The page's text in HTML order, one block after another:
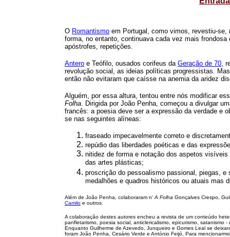
O Romantismo em Portugal, como vimos, revestiu-se,
forma, no entanto, continuava cada vez mais
apóstrofes, repetições.
Antero e Teófilo, ousados corifeus da Geração de 70,
revolução social, as ideias políticas progressistas.
então não evitaram que caísse na anemia da aridez
Alguém, por essa altura, tentou entre nós modificar
Folha. Dirigida por João Penha, começou a divulgar
francês: a poesia deve ser a expressão da verdade e
se nas seguintes alíneas:
fraseado impecavelmente correto e
repúdio das liberdades poéticas e das
nitidez de forma e notação dos aspetos
das artes plásticas;
proscrição do pessoalismo passional, piegas,
medalhões e quadros históricos ou atuais mas
Além de João Penha, colaboraram n' A Folha Gonçalves Crespo,
Camilo e outros.
A colaboração destes autores encheu a revista de um conteúdo
panfletarismo, poesia social, anticlericalismo, epicurismo,
Enquanto Guilherme de Azevedo, Junqueiro e Gomes Leal se
foram João Penha, Cesário Verde e António Feijó, Para